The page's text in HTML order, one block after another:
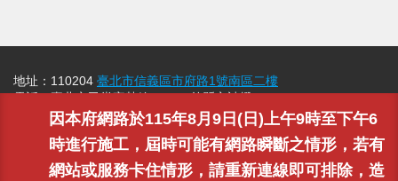
因本府網路於115年8月9日(日)上午9時至下午6
時進行施工，屆時可能有網路瞬斷之情形，若有
網站或服務卡住情形，請重新連線即可排除，造
地址：110204 臺北市信義區市府路1號南區二樓
電話：臺北市民當家熱線1999( 外縣市請撥 02-27208889 )
版權所有 臺北市建築管理工程處 All rights reserved，建議解析
度 1024*768以上